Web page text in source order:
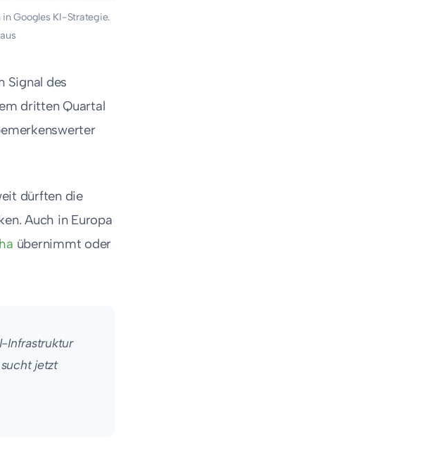
Googles KI-Strategie.
Signal des
dritten Quartal
dürften die
Auch in Europa
übernimmt oder
Infrastruktur
jetzt